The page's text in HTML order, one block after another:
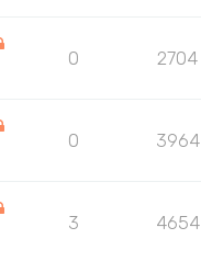
0 2704
0 3964
3 4654